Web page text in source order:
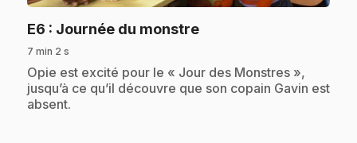
E6 : Journée du monstre.
7 min 2 s
.Opie est excité pour le « Jour des Monstres »,
jusqu’à ce qu’il découvre que son copain Gavin est
absent.